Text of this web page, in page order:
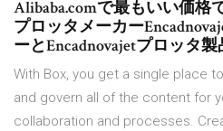
Alibaba.comで最もいい価格
プロッタメーカー
ーとEncadnovajetプロッタ
With Box, you get a single place
and govern all of the content for
collaboration and processes.